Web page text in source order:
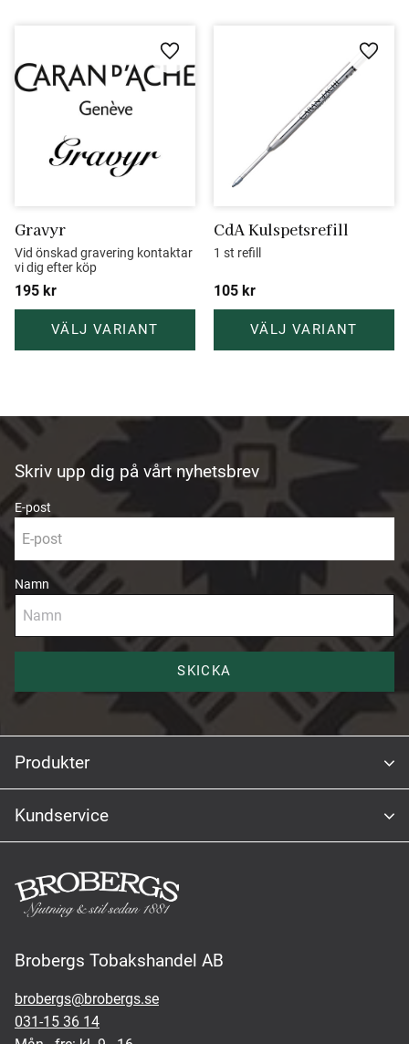
Gravyr
Vid önskad gravering kontaktar
vi dig efter köp
195 kr
Lägg till i favoriter
CdA Kulspetsrefill
1 st refill
105 kr
Lägg
Skriv upp dig på vårt nyhetsbrev
E-post
Namn
SKICKA
Produkter
Kundservice
Brobergs Tobakshandel AB
brobergs@brobergs.se
031-15 36 14